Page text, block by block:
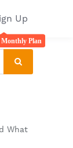
Up
Plan
What